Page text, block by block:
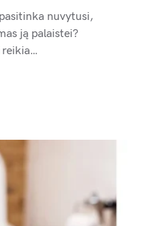
nuvytusi,
ją palaistei?
reikia…